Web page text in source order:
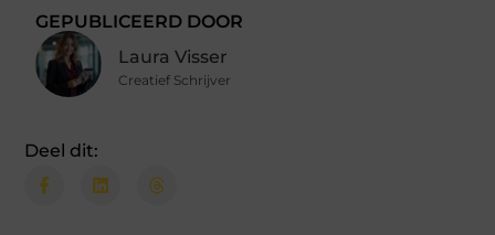
GEPUBLICEERD DOOR
Laura Visser
Creatief Schrijver
Deel dit: